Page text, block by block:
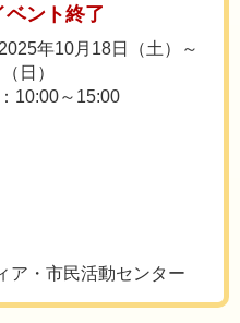
ベント終了
年10月18日（土）～
日）
10:00～15:00
ア・市民活動センター